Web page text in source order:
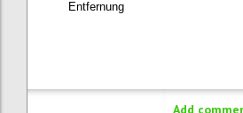
Entfernung
Add